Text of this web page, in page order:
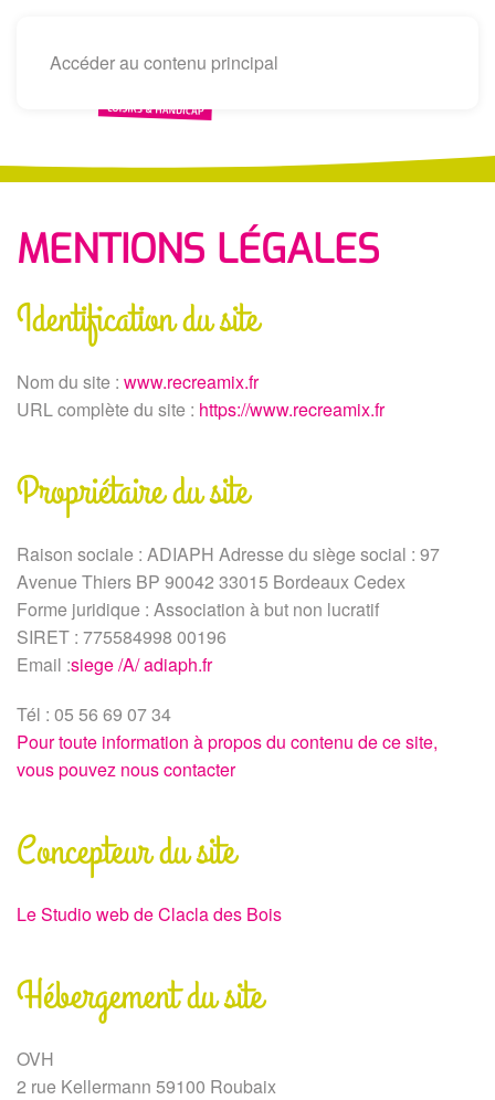
Accéder au contenu principal
MENTIONS LÉGALES
Identification du site
Nom du site : www.recreamix.fr
URL complète du site : https://www.recreamix.fr
Propriétaire du site
Raison sociale : ADIAPH Adresse du siège social : 97
Avenue Thiers BP 90042 33015 Bordeaux Cedex
Forme juridique : Association à but non lucratif
SIRET : 775584998 00196
Email :siege /A/ adiaph.fr
Tél : 05 56 69 07 34
Pour toute information à propos du contenu de ce site,
vous pouvez nous contacter
Concepteur du site
Le Studio web de Clacla des Bois
Hébergement du site
OVH
2 rue Kellermann 59100 Roubaix